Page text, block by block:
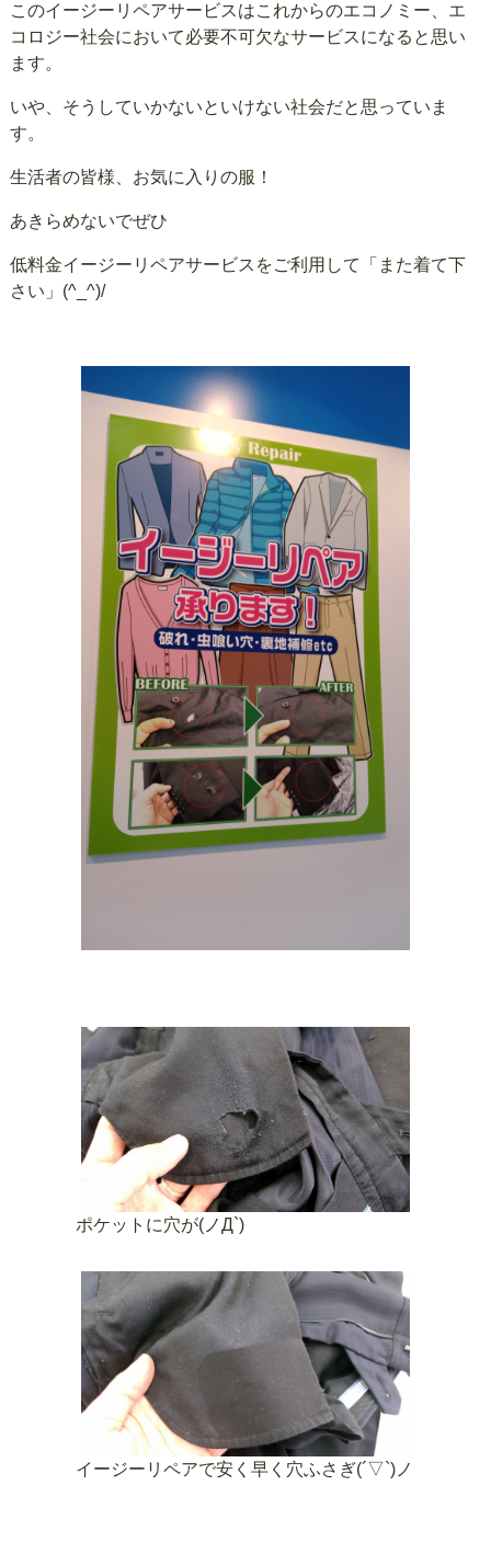
このイージーリペアサービスはこれからのエコノミー、エ
コロジー社会において必要不可欠なサービスになると思い
ます。
いや、そうしていかないといけない社会だと思っていま
す。
生活者の皆様、お気に入りの服！
あきらめないでぜひ
低料金イージーリペアサービスをご利用して「また着て下
さい」(^_^)/
ポケットに穴が(ノД`)
イージーリペアで安く早く穴ふさぎ(´▽`)ノ